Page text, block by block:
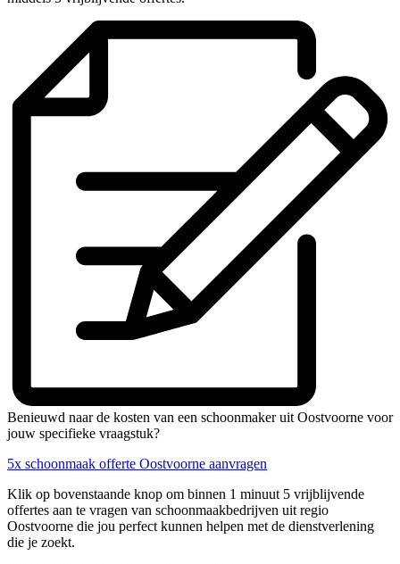
Benieuwd naar de kosten van een schoonmaker uit Oostvoorne voor
jouw specifieke vraagstuk?
5x schoonmaak offerte Oostvoorne aanvragen
Klik op bovenstaande knop om binnen 1 minuut 5 vrijblijvende
offertes aan te vragen van schoonmaakbedrijven uit regio
Oostvoorne die jou perfect kunnen helpen met de dienstverlening
die je zoekt.